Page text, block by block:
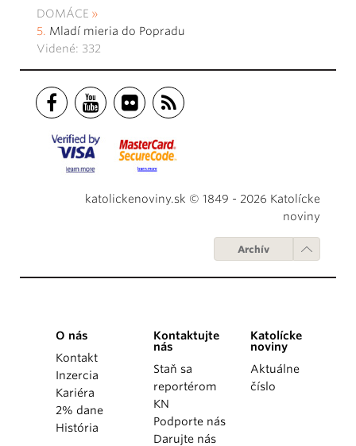
DOMÁCE
Mladí mieria do Popradu
Videné: 332
katolickenoviny.sk © 1849 - 2026 Katolícke
noviny
Archív
O nás
Kontakt
Inzercia
Kariéra
2% dane
História
Kontaktujte
nás
Staň sa
reportérom
KN
Podporte nás
Darujte nás
Katolícke
noviny
Aktuálne
číslo